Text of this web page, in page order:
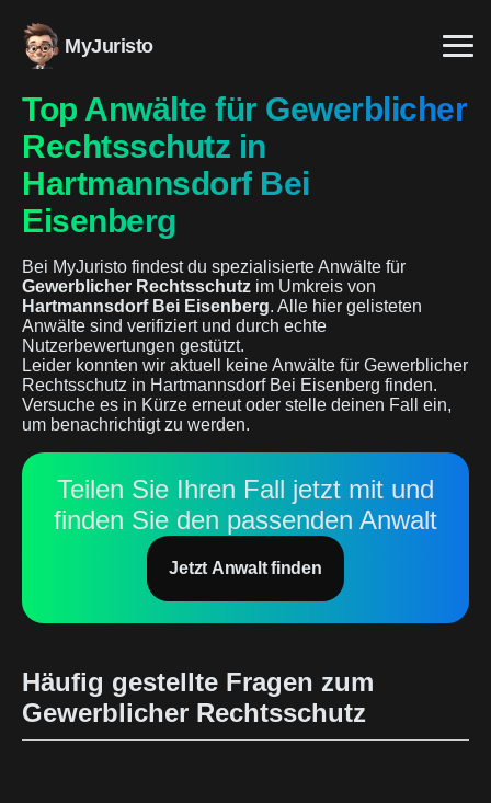
MyJuristo
Top Anwälte für Gewerblicher
Rechtsschutz in
Hartmannsdorf Bei
Eisenberg
Bei MyJuristo findest du spezialisierte Anwälte für
Gewerblicher Rechtsschutz im Umkreis von
Hartmannsdorf Bei Eisenberg. Alle hier gelisteten
Anwälte sind verifiziert und durch echte
Nutzerbewertungen gestützt.
Leider konnten wir aktuell keine Anwälte für Gewerblicher
Rechtsschutz in Hartmannsdorf Bei Eisenberg finden.
Versuche es in Kürze erneut oder stelle deinen Fall ein,
um benachrichtigt zu werden.
Teilen Sie Ihren Fall jetzt mit und
finden Sie den passenden Anwalt
Jetzt Anwalt finden
Häufig gestellte Fragen zum
Gewerblicher Rechtsschutz